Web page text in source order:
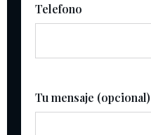
Telefono
Tu mensaje (opcional)